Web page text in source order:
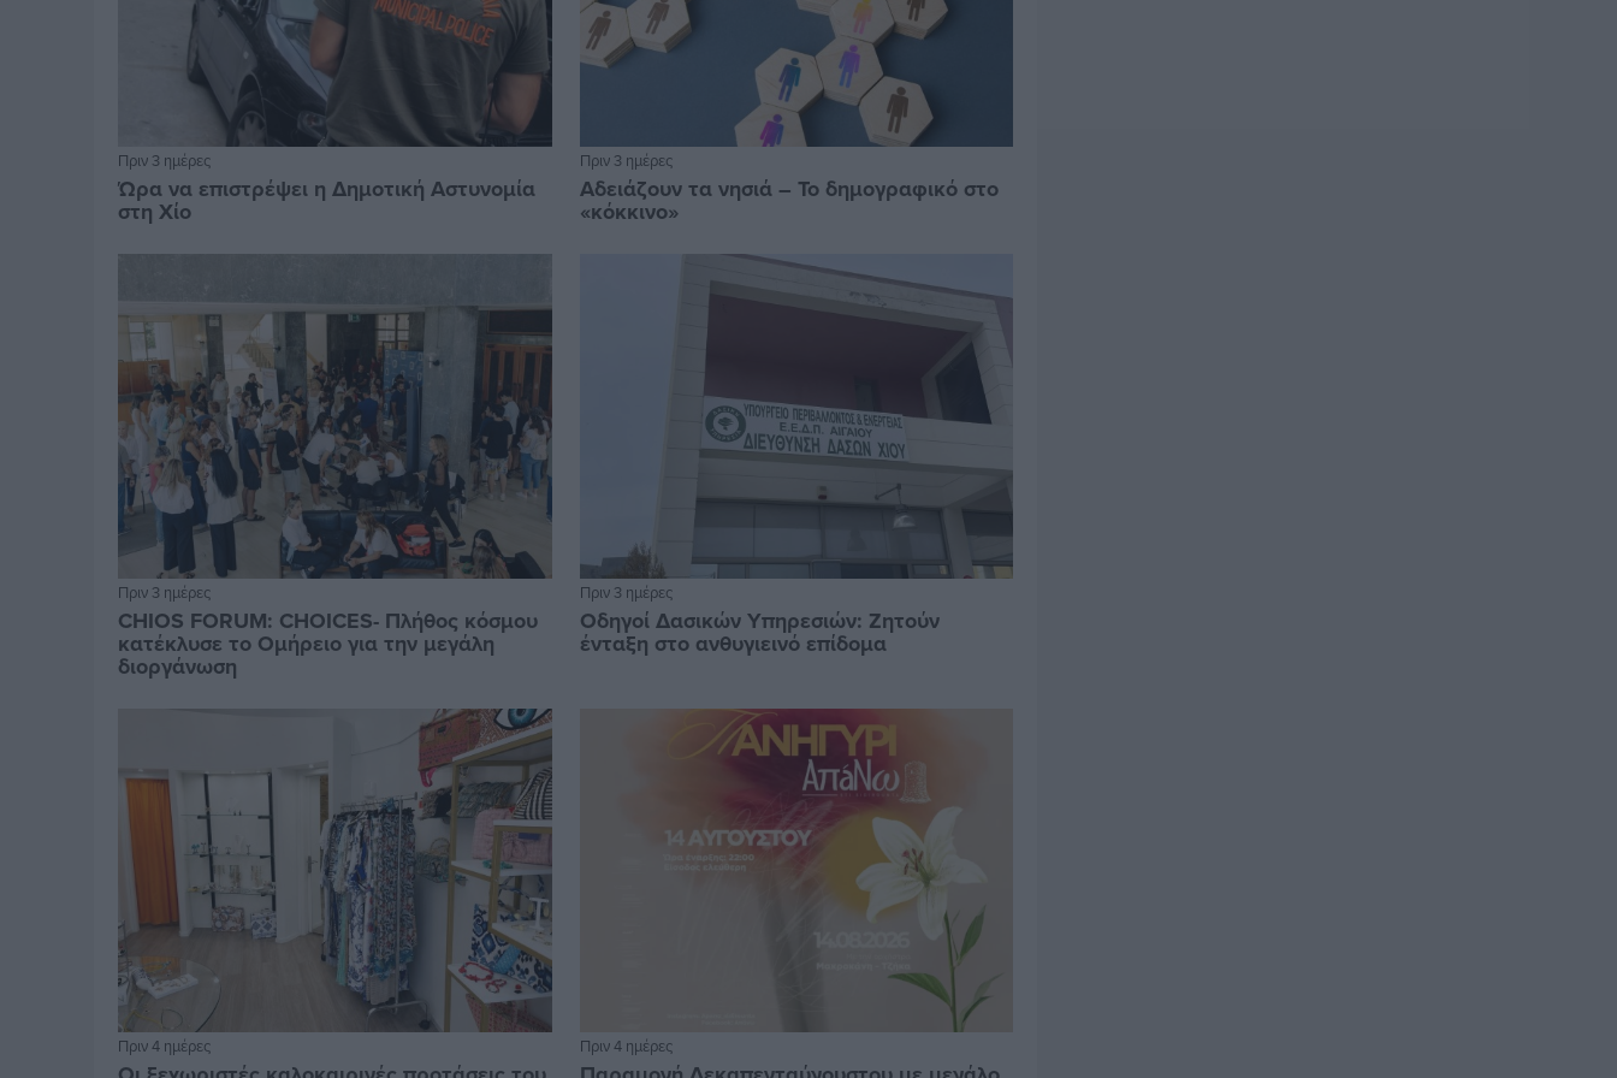
Πριν 3 ημέρες
Ώρα να επιστρέψει η Δημοτική Αστυνομία
στη Χίο
Πριν 3 ημέρες
Αδειάζουν τα νησιά – Το δημογραφικό στο
«κόκκινο»
Πριν 3 ημέρες
CHIOS FORUM: CHOICES- Πλήθος κόσμου
κατέκλυσε το Ομήρειο για την μεγάλη
διοργάνωση
Πριν 3 ημέρες
Οδηγοί Δασικών Υπηρεσιών: Ζητούν
ένταξη στο ανθυγιεινό επίδομα
Πριν 4 ημέρες Πριν 4 ημέρες